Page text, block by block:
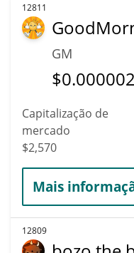
12811
GM
$
Capitalização de
mercado
$2,570
Mais
12809